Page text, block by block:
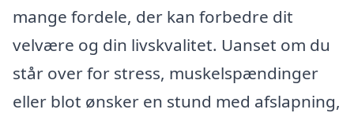
mange fordele, der kan forbedre dit
velvære og din livskvalitet. Uanset om du
står over for stress, muskelspændinger
eller blot ønsker en stund med afslapning,